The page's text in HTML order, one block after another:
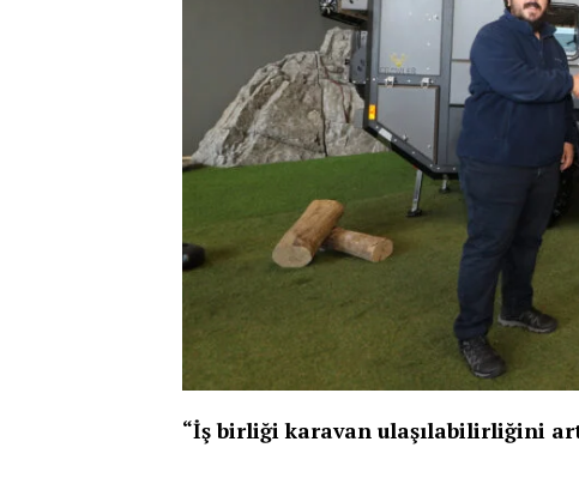
“İş birliği karavan ulaşılabilirliğini